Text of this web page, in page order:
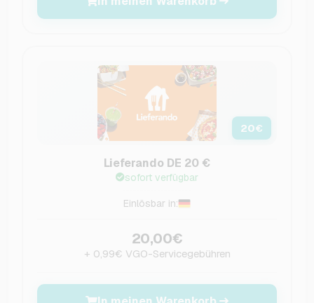
20€
Lieferando DE 20 €
sofort verfügbar
Einlösbar in:
20,00€
+ 0,99€ VGO-Servicegebühren